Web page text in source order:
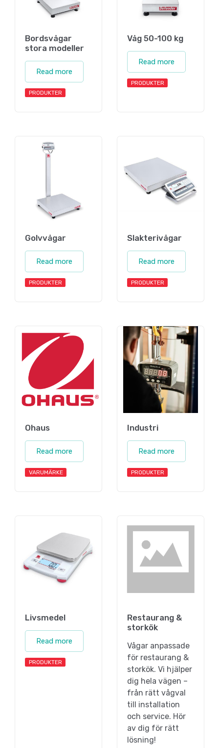
Bordsvågar
stora modeller
Read more
PRODUKTER
Våg 50-100 kg
Read more
PRODUKTER
Golvvågar
Read more
PRODUKTER
Slakterivågar
Read more
PRODUKTER
Ohaus
Read more
VARUMÄRKE
Industri
Read more
PRODUKTER
Livsmedel
Read more
PRODUKTER
Restaurang &
storkök
Vågar anpassade
för restaurang &
storkök. Vi hjälper
dig hela vägen –
från rätt vågval
till installation
och service. Hör
av dig för rätt
lösning!